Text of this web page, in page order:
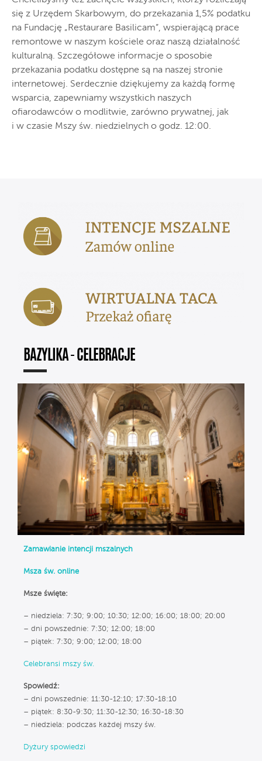
się z Urzędem Skarbowym, do przekazania 1,5% podatku
na Fundację „Restaurare Basilicam”, wspierającą prace
remontowe w naszym kościele oraz naszą działalność
kulturalną. Szczegółowe informacje o sposobie
przekazania podatku dostępne są na naszej stronie
internetowej. Serdecznie dziękujemy za każdą formę
wsparcia, zapewniamy wszystkich naszych
ofiarodawców o modlitwie, zarówno prywatnej, jak
i w czasie Mszy św. niedzielnych o godz. 12:00.
BAZYLIKA - CELEBRACJE
Zamawianie intencji mszalnych
Msza św. online
Msze święte:
– niedziela: 7:30; 9:00; 10:30; 12:00; 16:00; 18:00; 20:00
– dni powszednie: 7:30; 12:00; 18:00
– piątek: 7:30; 9:00; 12:00; 18:00
Celebransi mszy św.
Spowiedź:
– dni powszednie: 11:30-12:10; 17:30-18:10
– piątek: 8:30-9:30; 11:30-12:30; 16:30-18:30
– niedziela: podczas każdej mszy św.
Dyżury spowiedzi